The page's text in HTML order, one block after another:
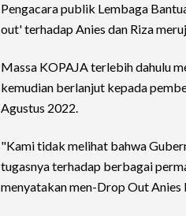
Pengacara publik Lembaga
out' terhadap Anies dan Riza
Massa KOPAJA terlebih dahulu
kemudian berlanjut kepada
Agustus 2022.
"Kami tidak melihat bahwa
tugasnya terhadap berbagai
menyatakan men-Drop Out Anies